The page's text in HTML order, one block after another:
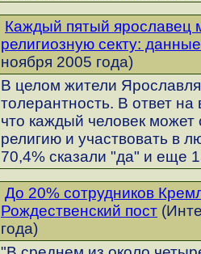
Каждый пятый ярославец
религиозную секту:
ноября 2005 года)
В целом жители
толерантность. В ответ
что каждый человек
религию и участвовать в
70,4% сказали "да" и еще
До 20% сотрудников
Рождественский пост
года)